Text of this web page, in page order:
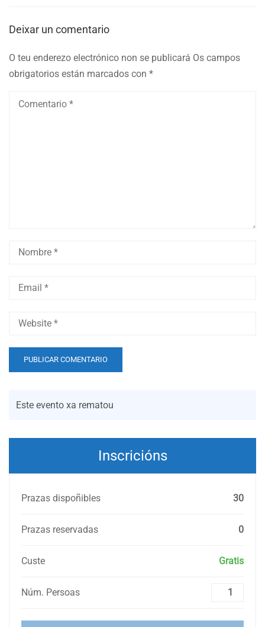
Deixar un comentario
O teu enderezo electrónico non se publicará Os campos
obrigatorios están marcados con *
Este evento xa rematou
Inscricións
Prazas dispoñibles 30
Prazas reservadas 0
Custe Gratis
Núm. Persoas